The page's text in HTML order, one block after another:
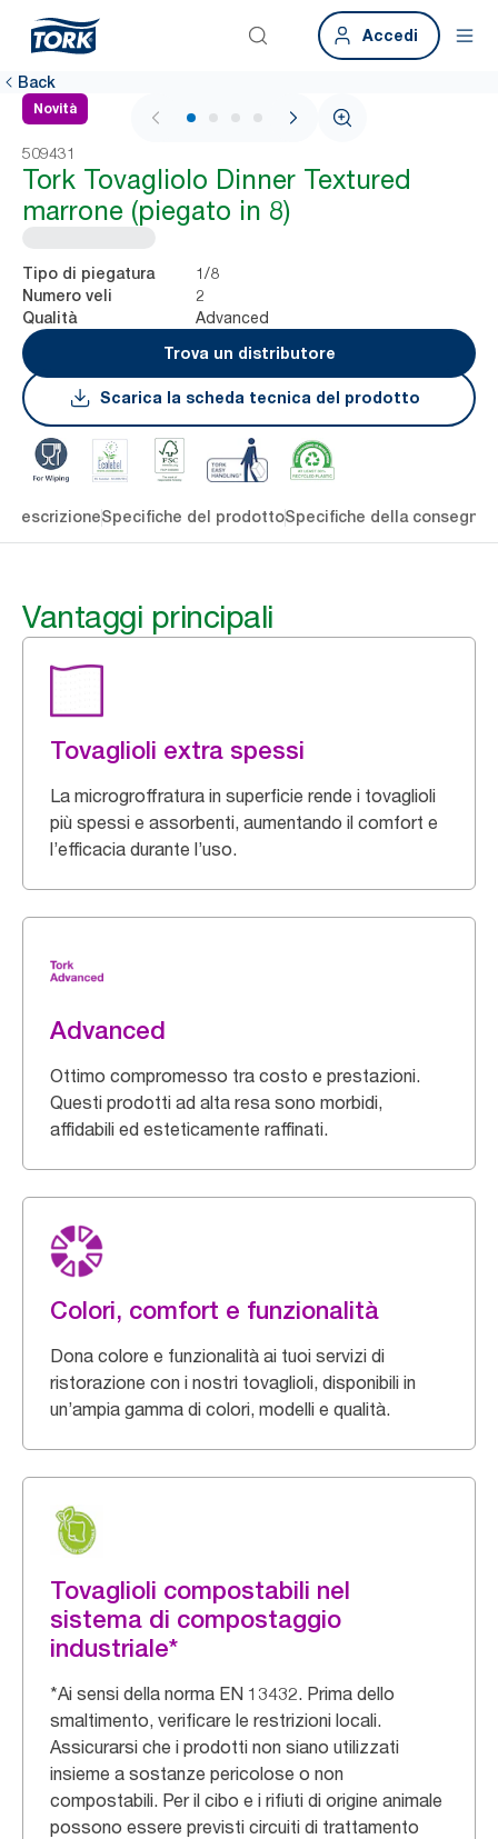
Accedi
Back
Novità
1 / 4
509431
Tork Tovagliolo Dinner Textured
marrone (piegato in 8)
Tipo di piegatura 1/8
Numero veli 2
Qualità
Advanced
Trova un distributore
Scarica la scheda tecnica del prodotto
DescrizioneSpecifiche del prodottoSpecifiche della consegna
Vantaggi principali
Tovaglioli extra spessi
La microgroffratura in superficie rende i tovaglioli
più spessi e assorbenti, aumentando il comfort e
l’efficacia durante l’uso.
Advanced
Ottimo compromesso tra costo e prestazioni.
Questi prodotti ad alta resa sono morbidi,
affidabili ed esteticamente raffinati.
Colori, comfort e funzionalità
Dona colore e funzionalità ai tuoi servizi di
ristorazione con i nostri tovaglioli, disponibili in
un’ampia gamma di colori, modelli e qualità.
Tovaglioli compostabili nel
sistema di compostaggio
industriale*
*Ai sensi della norma EN 13432. Prima dello
smaltimento, verificare le restrizioni locali.
Assicurarsi che i prodotti non siano utilizzati
insieme a sostanze pericolose o non
compostabili. Per il cibo e i rifiuti di origine animale
possono essere previsti ​circuiti di trattamento